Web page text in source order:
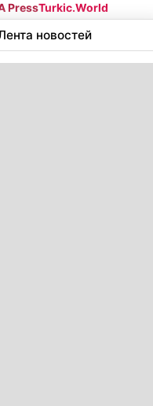
PressTurkic.World
новостей